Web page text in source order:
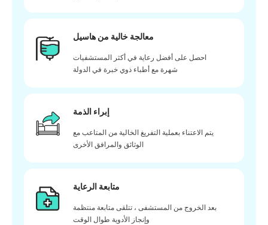
معالجة خالية من هاسيل
احصل على أفضل رعاية في أكثر المستشفيات
شهرة مع أطباء ذوي خبرة في الدولة
إبراء الذمة
يتم الاعتناء بعملية التفريغ الخالية من المتاعب مع
الوثائق والمرافق الأخرى
متابعة الرعاية
بعد الخروج من المستشفى ، تتلقى متابعة منتظمة
وإنجاز الأدوية طوال الوقت